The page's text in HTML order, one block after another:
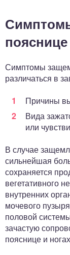
пояснице
Симптомы
различаться в
Причины
Вида
или
В случае
сильнейшая
сохраняется
вегетативного
внутренних
мочевого
половой
зачастую
пояснице и